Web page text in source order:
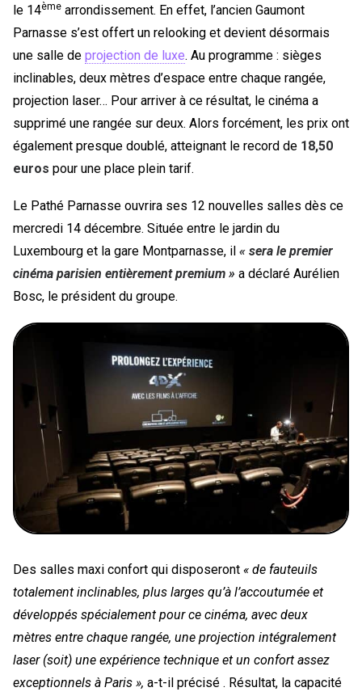
le 14ème arrondissement. En effet, l’ancien Gaumont
Parnasse s’est offert un relooking et devient désormais
une salle de projection de luxe. Au programme : sièges
inclinables, deux mètres d’espace entre chaque rangée,
projection laser… Pour arriver à ce résultat, le cinéma a
supprimé une rangée sur deux. Alors forcément, les prix ont
également presque doublé, atteignant le record de 18,50
euros pour une place plein tarif.
Le Pathé Parnasse ouvrira ses 12 nouvelles salles dès ce
mercredi 14 décembre. Située entre le jardin du
Luxembourg et la gare Montparnasse, il « sera le premier
cinéma parisien entièrement premium » a déclaré Aurélien
Bosc, le président du groupe.
Des salles maxi confort qui disposeront « de fauteuils
totalement inclinables, plus larges qu’à l’accoutumée et
développés spécialement pour ce cinéma, avec deux
mètres entre chaque rangée, une projection intégralement
laser (soit) une expérience technique et un confort assez
exceptionnels à Paris », a-t-il précisé . Résultat, la capacité